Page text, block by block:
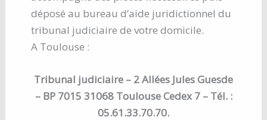
déposé au bureau d’aide juridictionnel du
tribunal judiciaire de votre domicile.
A Toulouse :
Tribunal judiciaire – 2 Allées Jules Guesde
– BP 7015 31068 Toulouse Cedex 7 – Tél. :
05.61.33.70.70.